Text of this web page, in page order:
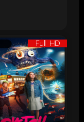
Full HD